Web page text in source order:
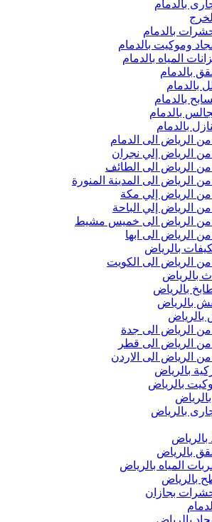
بالدمام
بالدمام
وموكيت بالدمام
المياه بالدمام
بالدمام
بالدمام
بالدمام
بالدمام
بالدمام
الرياض الى الدمام
الرياض إلي نجران
الرياض الى الطائف
الرياض الى المدينة المنورة
الرياض إلي مكة
الرياض إلي الباحة
من الرياض الى خميس مشيط
الرياض الى ابها
بالرياض
الرياض الى الكويت
بالرياض
بالرياض
بالرياض
الرياض الى جدة
الرياض الى قطر
الرياض الى الاردن
بالرياض
بالرياض
بالرياض
بالرياض
المياه بالرياض
بالرياض
بجازان